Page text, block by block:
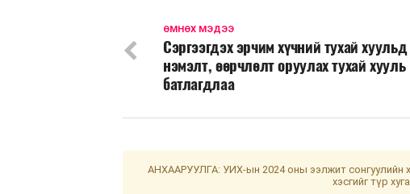
ӨМНӨХ МЭДЭЭ
Сэргээгдэх эрчим хүчний тухай хуульд
нэмэлт, өөрчлөлт оруулах тухай хууль
батлагдлаа
АНХААРУУЛГА: УИХ-ын 2024 оны ээлжит сонгуулийн
хэсгийг түр